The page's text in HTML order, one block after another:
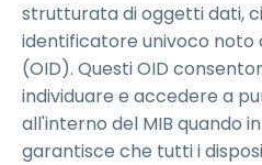
strutturata di oggetti dati,
identificatore univoco
(OID). Questi OID
individuare e accedere a
all'interno del MIB quando
garantisce che tutti i